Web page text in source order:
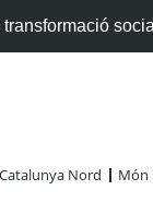
social
Catalunya Nord Món